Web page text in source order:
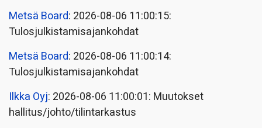
Metsä Board: 2026-08-06 11:00:15:
Tulosjulkistamisajankohdat
Metsä Board: 2026-08-06 11:00:14:
Tulosjulkistamisajankohdat
Ilkka Oyj: 2026-08-06 11:00:01: Muutokset
hallitus/johto/tilintarkastus